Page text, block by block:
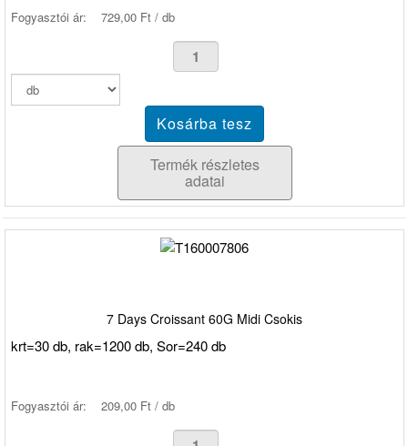
Fogyasztói ár: 729,00 Ft / db
Termék részletes
adatai
7 Days Croissant 60G Midi Csokis
krt=30 db, rak=1200 db, Sor=240 db
Fogyasztói ár: 209,00 Ft / db